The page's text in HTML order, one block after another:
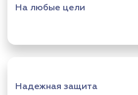
На любые цели
Надежная защита